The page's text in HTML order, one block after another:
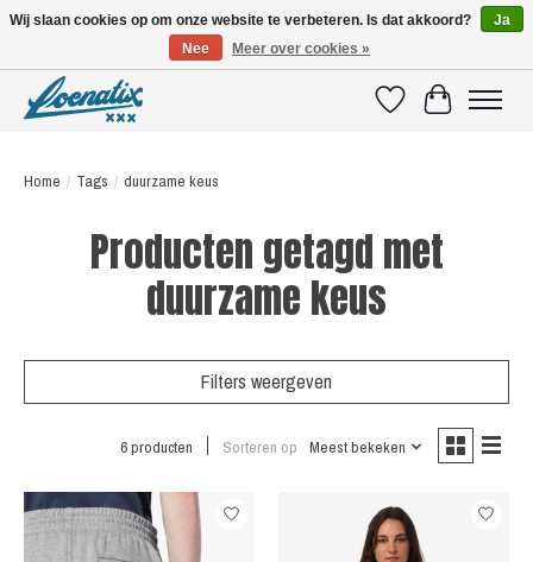
VerlanglijstWinkelwagen
Home / Tags / duurzame keus
Producten getagd met
duurzame keus
Filters weergeven
6 producten Sorteren op Meest bekeken
Wij slaan cookies op om onze website te verbeteren. Is dat akkoord?
Ja
Nee
Meer over cookies »